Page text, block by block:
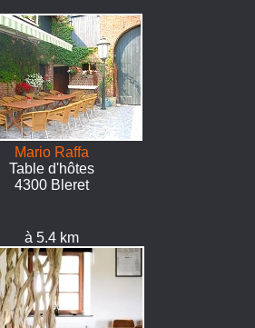
Mario Raffa
Table d'hôtes
4300 Bleret
à 5.4 km